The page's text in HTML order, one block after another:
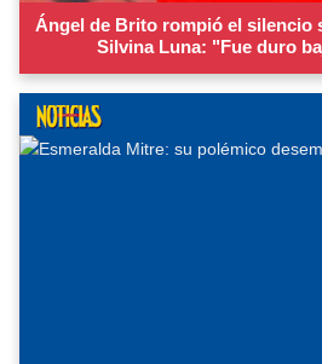
Ángel de Brito rompió el silencio
Silvina Luna: "Fue duro